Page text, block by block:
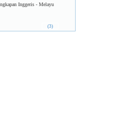
Inggeris - Melayu
(3)